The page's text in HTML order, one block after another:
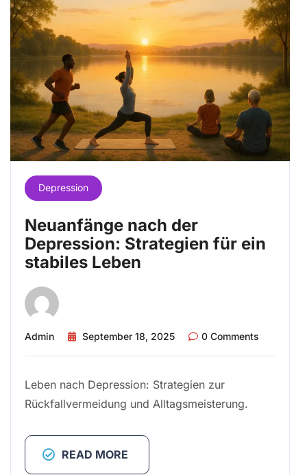
Depression
Neuanfänge nach der
Depression: Strategien für ein
stabiles Leben
Admin September 18, 2025 0 Comments
Leben nach Depression: Strategien zur
Rückfallvermeidung und Alltagsmeisterung.
READ MORE